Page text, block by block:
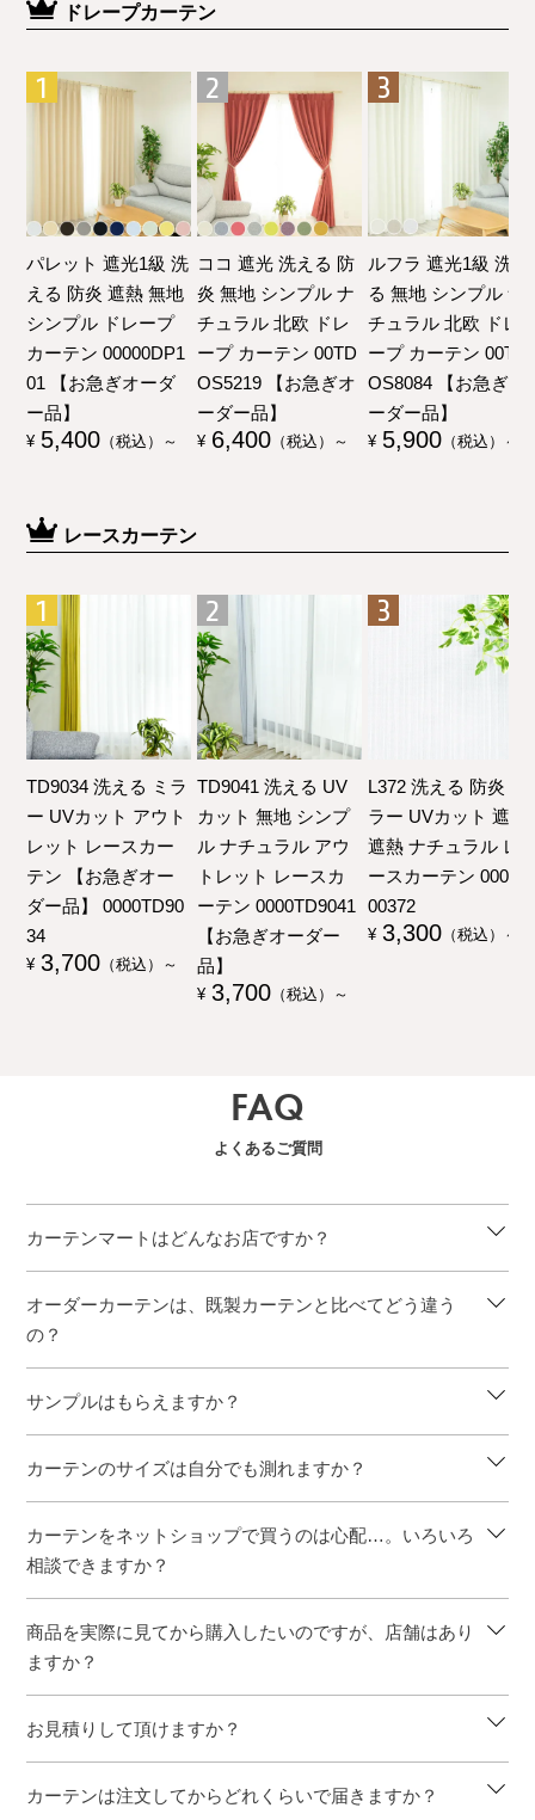
ドレープカーテン
パレット 遮光1級 洗
える 防炎 遮熱 無地
シンプル ドレープ
カーテン 00000DP1
01 【お急ぎオーダ
ー品】
¥ 5,400 （税込）～
ココ 遮光 洗える 防
炎 無地 シンプル ナ
チュラル 北欧 ドレ
ープ カーテン 00TD
OS5219 【お急ぎオ
ーダー品】
¥ 6,400 （税込）～
ルフラ 遮光1級 洗え
る 無地 シンプル ナ
チュラル 北欧 ドレ
ープ カーテン 00TD
OS8084 【お急ぎオ
ーダー品】
¥ 5,900 （税込）～
レースカーテン
TD9034 洗える ミラ
ー UVカット アウト
レット レースカー
テン 【お急ぎオー
ダー品】 0000TD90
34
¥ 3,700 （税込）～
TD9041 洗える UV
カット 無地 シンプ
ル ナチュラル アウ
トレット レースカ
ーテン 0000TD9041
【お急ぎオーダー
品】
¥ 3,700 （税込）～
L372 洗える 防炎 ミ
ラー UVカット 遮像
遮熱 ナチュラル レ
ースカーテン 00000
00372
¥ 3,300 （税込）～
FAQ
よくあるご質問
カーテンマートはどんなお店ですか？
オーダーカーテンは、既製カーテンと比べてどう違う
の？
サンプルはもらえますか？
カーテンのサイズは自分でも測れますか？
カーテンをネットショップで買うのは心配…。いろいろ
相談できますか？
商品を実際に見てから購入したいのですが、店舗はあり
ますか？
お見積りして頂けますか？
カーテンは注文してからどれくらいで届きますか？